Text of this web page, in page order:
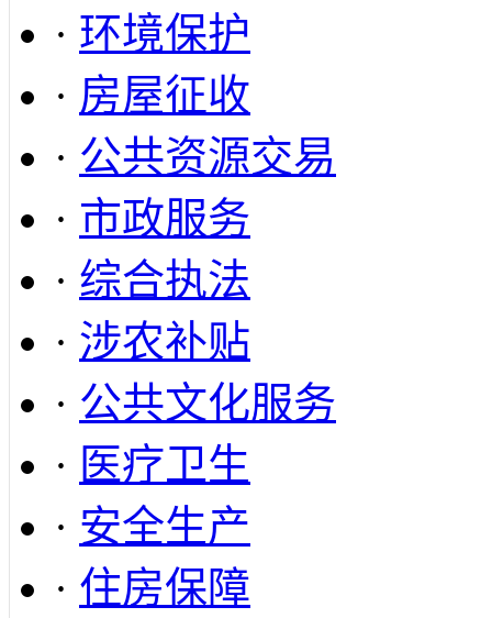
· 环境保护
· 房屋征收
· 公共资源交易
· 市政服务
· 综合执法
· 涉农补贴
· 公共文化服务
· 医疗卫生
· 安全生产
· 住房保障